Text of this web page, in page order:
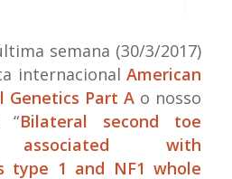
semana (30/3/2017)
internacionalAmerican
Genetics Part A o nosso
“Bilateral second toe
associated with
type 1 and NF1 whole